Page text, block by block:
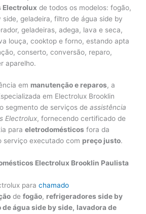
Electrolux de todos os modelos: fogão,
geladeira, filtro de água side by
geladeiras, adega, lava e seca,
louça, cooktop e forno, estando apta
conserto, conversão, reparo,
aparelho.
em manutenção e reparos, a
em Electrolux Brooklin
segmento de serviços deassistência
Electrolux, fornecendo certificado de
paraeletrodomésticos fora da
serviço executado com preço justo.
Electrolux Brooklin Paulista
parachamado
defogão, refrigeradores side by
água side by side, lavadora de